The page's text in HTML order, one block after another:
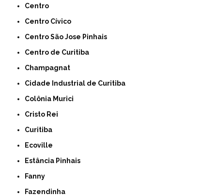
Centro
Centro Cívico
Centro São Jose Pinhais
Centro de Curitiba
Champagnat
Cidade Industrial de Curitiba
Colônia Murici
Cristo Rei
Curitiba
Ecoville
Estância Pinhais
Fanny
Fazendinha